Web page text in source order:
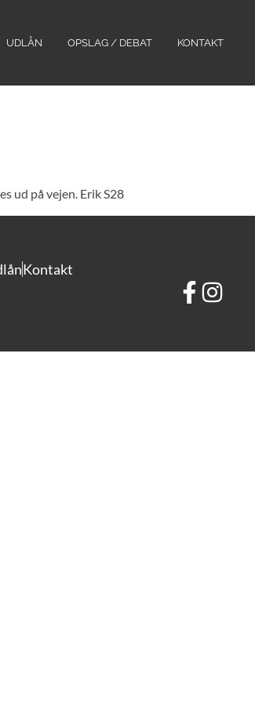
UDLÅN OPSLAG / DEBAT KONTAKT
ud på vejen. Erik S28
Kontakt